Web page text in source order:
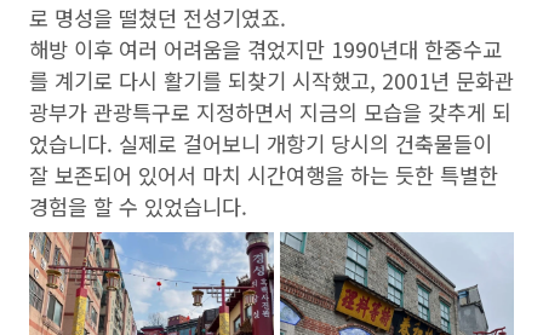
로 명성을 떨쳤던 전성기였죠.
해방 이후 여러 어려움을 겪었지만 1990년대 한중수교
를 계기로 다시 활기를 되찾기 시작했고, 2001년 문화관
광부가 관광특구로 지정하면서 지금의 모습을 갖추게 되
었습니다. 실제로 걸어보니 개항기 당시의 건축물들이
잘 보존되어 있어서 마치 시간여행을 하는 듯한 특별한
경험을 할 수 있었습니다.